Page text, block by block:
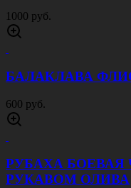
1000 руб.
БАЛАКЛАВА
600 руб.
РУБАХА
РУКАВОМ ОЛИВА